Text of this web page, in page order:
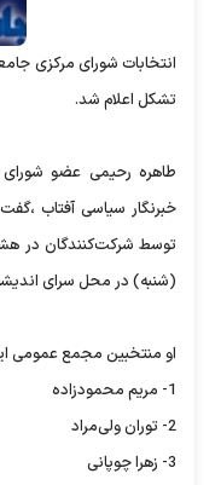
انتخابات شورای مرکزی
تشکل اعلام شد.
طاهره رحیمی عضو
خبرنگار سیاسی آفتاب
توسط شرکت‌کنندگان در
(شنبه) در محل سرای
او منتخبین مجمع عمومی
1- مریم محمودزاده
2- توران ولی‌مراد
3- زهرا چوپانی